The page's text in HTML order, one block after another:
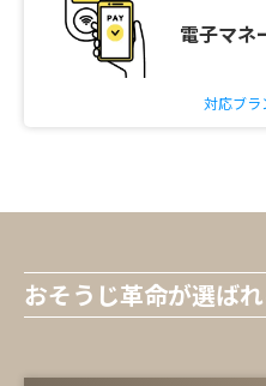
電子マネ
対応ブラ
おそうじ革命が選ば